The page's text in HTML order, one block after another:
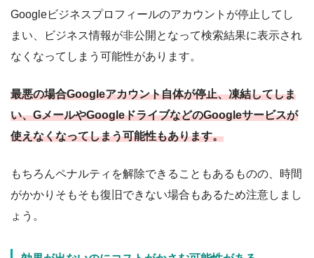
Googleビジネスプロフィールのアカウントが停止してし
まい、ビジネス情報が非公開となって検索結果に表示され
なくなってしまう可能性があります。
最悪の場合Googleアカウント自体が停止、凍結してしま
い、GメールやGoogleドライブなどのGoogleサービスが
使えなくなってしまう可能性もあります。
もちろんペナルティを解除できることもあるものの、時間
がかかりそもそも復旧できない場合もあるため注意しまし
ょう。